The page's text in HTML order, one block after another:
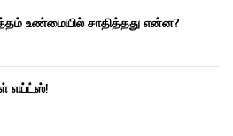
உண்மையில் சாதித்தது என்ன?
எய்ட்ஸ்!